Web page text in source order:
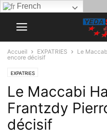
French
Accueil EXPATRIES
Le
encore décisif
EXPATRIES
Le Maccabi
Frantzdy
décisif